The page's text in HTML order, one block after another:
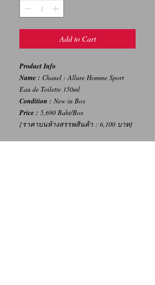
Add to Cart
Product Info
Name : Chanel : Allure Homme Sport
Eau de Toilette 150ml
Condition : New in Box
Price : 5,690 Baht/Box
{ราคาบนห้างสรรพสินค้า : 6,100 บาท}